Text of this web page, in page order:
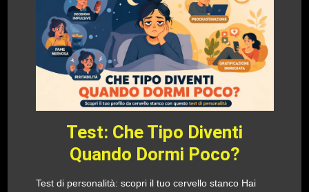
Test: Che Tipo Diventi
Quando Dormi Poco?
Test di personalità: scopri il tuo cervello stanco Hai